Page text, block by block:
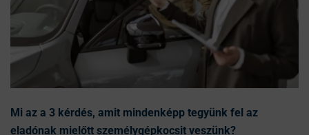
Mi az a 3 kérdés, amit mindenképp tegyünk fel az
eladónak mielőtt személygépkocsit veszünk?